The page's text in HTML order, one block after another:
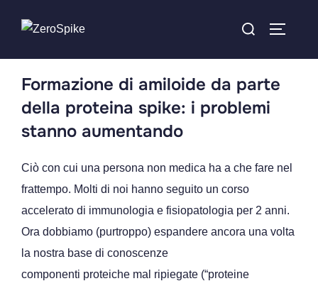
Formazione di amiloide da parte
della proteina spike: i problemi
stanno aumentando
Ciò con cui una persona non medica ha a che fare nel
frattempo. Molti di noi hanno seguito un corso
accelerato di immunologia e fisiopatologia per 2 anni.
Ora dobbiamo (purtroppo) espandere ancora una volta
la nostra base di conoscenze
componenti proteiche mal ripiegate (“proteine